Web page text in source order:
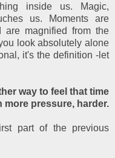
inside us. Magic,
us. Moments are
are magnified from the
look absolutely alone
it's the definition -let
way to feel that time
more pressure, harder.
part of the previous